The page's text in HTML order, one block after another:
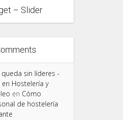
– Slider
sin líderes -
Hostelería y
en Cómo
de hostelería